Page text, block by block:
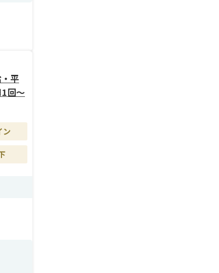
レ
の
別
。
平
回～
ン